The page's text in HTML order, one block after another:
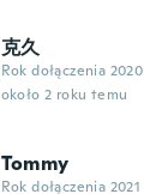
克久
Rok dołączenia 2020
około 2 roku temu
Tommy
Rok dołączenia 2021